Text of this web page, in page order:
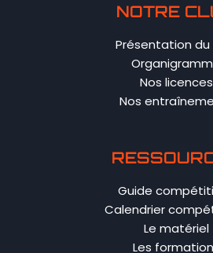
NOTRE
Présentation du
Nos licences
Nos
Guide
Calendrier
Le matériel
Les